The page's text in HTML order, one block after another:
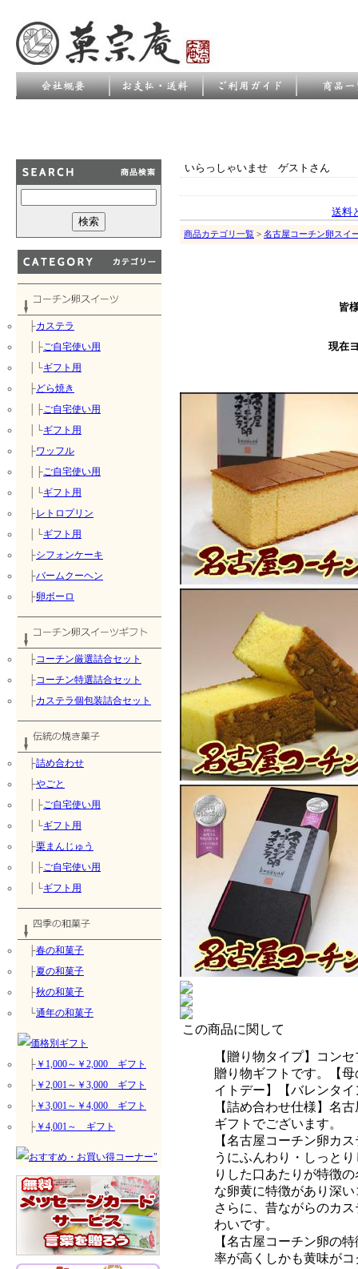
├カステラ
│├ご自宅使い用
│└ギフト用
├どら焼き
│├ご自宅使い用
│└ギフト用
├ワッフル
│├ご自宅使い用
│└ギフト用
├レトロプリン
│└ギフト用
├シフォンケーキ
├バームクーヘン
├卵ボーロ
├コーチン厳選詰合セット
├コーチン特選詰合セット
├カステラ個包装詰合セット
├詰め合わせ
├やごと
│├ご自宅使い用
│└ギフト用
├栗まんじゅう
│├ご自宅使い用
│└ギフト用
├春の和菓子
├夏の和菓子
├秋の和菓子
└通年の和菓子
├ ￥1,000～￥2,000 ギフト
├ ￥2,001～￥3,000 ギフト
├ ￥3,001～￥4,000 ギフト
├ ￥4,001～ ギフト
いらっしゃいませ ゲストさん
送料
商品カテゴリ一覧 > 名古屋コーチン卵スイ
皆
現在
この商品に関して
【贈り物タイプ】コン
贈り物ギフトです。【
イトデー】【バレンタ
【詰め合わせ仕様】名
ギフトでございます。
【名古屋コーチン卵カ
うにふんわり・しっと
りした口あたりが特徴
な卵黄に特徴があり深
さらに、昔ながらのカ
わいです。
【名古屋コーチン卵の
率が高くしかも黄味が